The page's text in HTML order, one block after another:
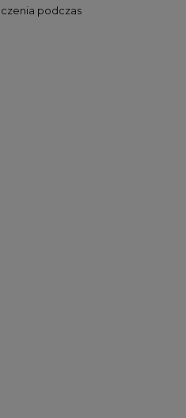
podczas